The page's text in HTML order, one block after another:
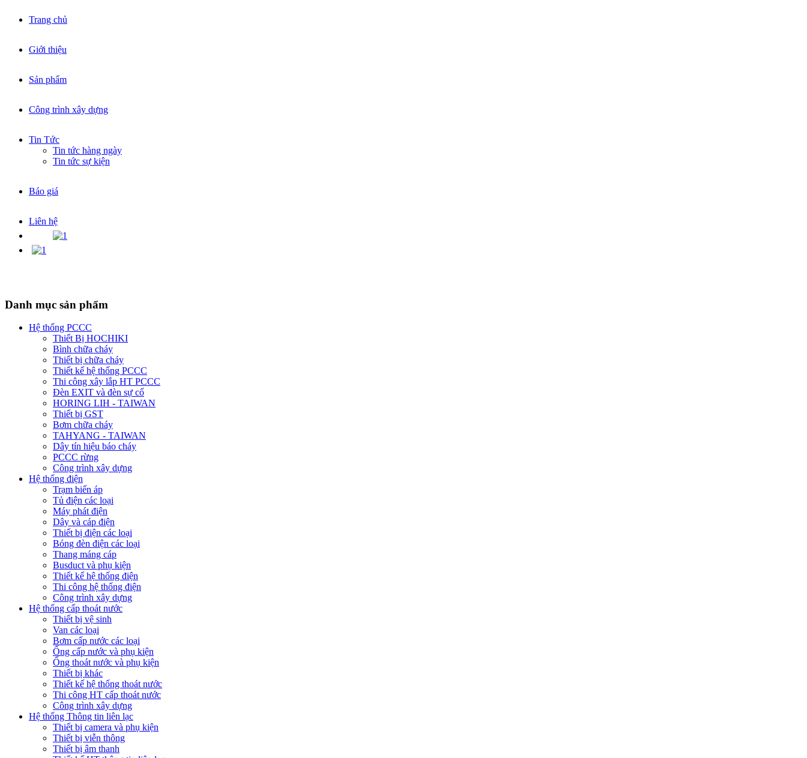
Trang chủ
Giới thiệu
Sản phẩm
Công trình xây dựng
Tin Tức
Tin tức hàng ngày
Tin tức sự kiện
Báo giá
Liên hệ
Danh mục sản phẩm
Hệ thống PCCC
Thiết Bị HOCHIKI
Bình chữa cháy
Thiết bị chữa cháy
Thiết kế hệ thống PCCC
Thi công xây lắp HT PCCC
Đèn EXIT và đèn sự cố
HORING LIH - TAIWAN
Thiết bị GST
Bơm chữa cháy
TAHYANG - TAIWAN
Dây tín hiệu báo cháy
PCCC rừng
Công trình xây dựng
Hệ thống điện
Trạm biến áp
Tủ điện các loại
Máy phát điện
Dây và cáp điện
Thiết bị điện các loại
Bóng đèn điện các loại
Thang máng cáp
Busduct và phụ kiện
Thiết kế hệ thống điện
Thi công hệ thống điện
Công trình xây dựng
Hệ thống cấp thoát nước
Thiết bị vệ sinh
Van các loại
Bơm cấp nước các loại
Ống cấp nước và phụ kiện
Ống thoát nước và phụ kiện
Thiết bị khác
Thiết kế hệ thống thoát nước
Thi công HT cấp thoát nước
Công trình xây dựng
Hệ thống Thông tin liên lạc
Thiết bị camera và phụ kiện
Thiết bị viễn thông
Thiết bị âm thanh